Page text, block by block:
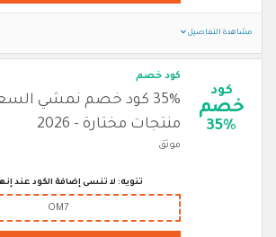
مشاهدة التفاصيل
كود
خصم
35%
كود خصم
35% كود خصم نمشي
منتجات مختارة - 2026
موثق
تنويه: لا تنسى إضافة الكود عند
OM7